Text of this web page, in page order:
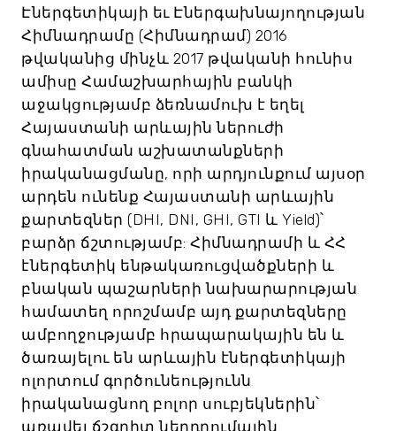
Էներգետիկայի եւ Էներգախնայողության
Հիմնադրամը (Հիմնադրամ) 2016
թվականից մինչև 2017 թվականի հունիս
ամիսը Համաշխարհային բանկի
աջակցությամբ ձեռնամուխ է եղել
Հայաստանի արևային ներուժի
գնահատման աշխատանքների
իրականացմանը, որի արդյունքում այսօր
արդեն ունենք Հայաստանի արևային
քարտեզներ (DHI, DNI, GHI, GTI և Yield)՝
բարձր ճշտությամբ: Հիմնադրամի և ՀՀ
էներգետիկ ենթակառուցվածքների և
բնական պաշարների նախարարության
համատեղ որոշմամբ այդ քարտեզները
ամբողջությամբ հրապարակային են և
ծառայելու են արևային էներգետիկայի
ոլորտում գործունեությունն
իրականացնող բոլոր սուբյեկներին՝
առավել ճշգրիտ ներդրումային